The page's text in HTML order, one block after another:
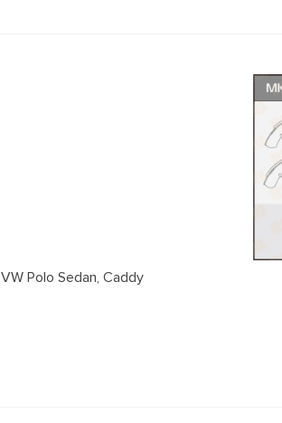
Polo Sedan, Caddy